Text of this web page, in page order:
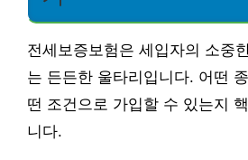
전세보증보험은 세입자의 소중
는 든든한 울타리입니다. 어떤
떤 조건으로 가입할 수 있는지
니다.